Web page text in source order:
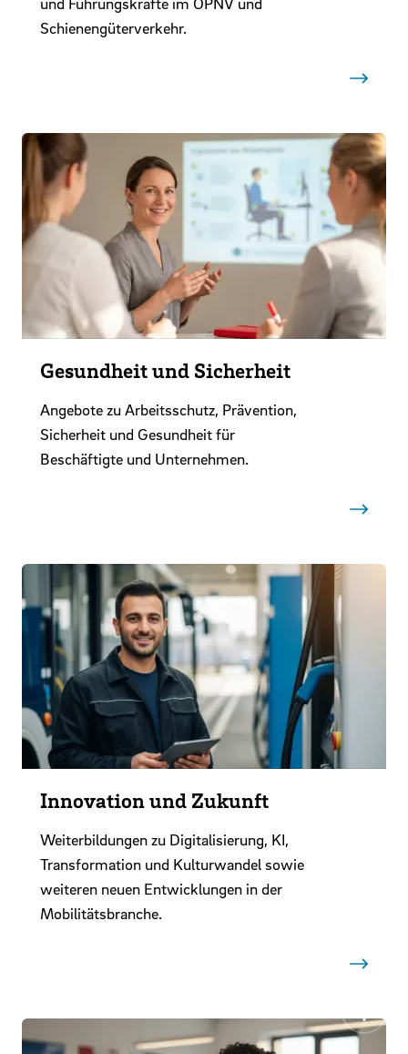
Schienengüterverkehr.
Gesundheit und Sicherheit
Angebote zu Arbeitsschutz, Prävention,
Sicherheit und Gesundheit für
Beschäftigte und Unternehmen.
Innovation und Zukunft
Weiterbildungen zu Digitalisierung, KI,
Transformation und Kulturwandel sowie
weiteren neuen Entwicklungen in der
Mobilitätsbranche.